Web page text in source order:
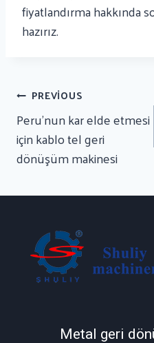
fiyatlandırma hakkında
hazırız.
Yazı
Gezinmesi
PREVIOUS
Peru'nun kar elde etmesi
için kablo tel geri
dönüşüm makinesi
Metal geri